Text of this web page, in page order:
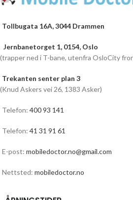
Tollbugata 16A, 3044 Drammen
Jernbanetorget 1, 0154, Oslo
(trapper ned i T-bane, utenfra OsloCity
Trekanten senter plan 3
(Knud Askers vei 26, 1383 Asker)
Telefon: 400 93 141
Telefon: 41 31 91 61
E-post: mobiledoctor.no@gmail.com
Nettsted: mobiledoctor.no